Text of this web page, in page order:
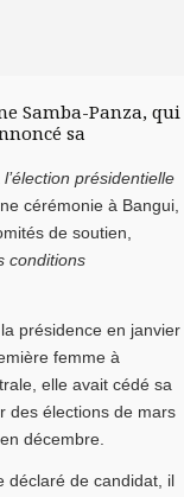
Samba-Panza, qui
sa
présidentielle
cérémonie à Bangui,
de soutien,
conditions
présidence en janvier
femme à
elle avait cédé sa
des élections de mars
décembre.
déclaré de candidat, il